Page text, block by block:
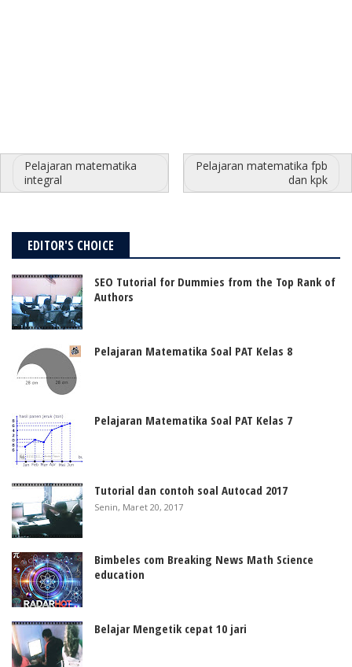
Pelajaran matematika
integral
Pelajaran matematika fpb
dan kpk
EDITOR'S CHOICE
SEO Tutorial for Dummies from the Top Rank of
Authors
Pelajaran Matematika Soal PAT Kelas 8
Pelajaran Matematika Soal PAT Kelas 7
Tutorial dan contoh soal Autocad 2017
Senin, Maret 20, 2017
Bimbeles com Breaking News Math Science
education
Belajar Mengetik cepat 10 jari